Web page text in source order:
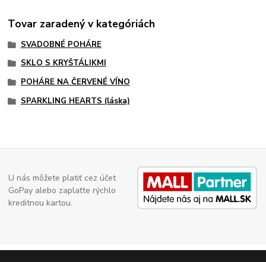
Tovar zaradený v kategóriách
SVADOBNÉ POHÁRE
SKLO S KRYŠTÁLIKMI
POHÁRE NA ČERVENÉ VÍNO
SPARKLING HEARTS (láska)
U nás môžete platiť cez účet
GoPay alebo zaplaťte rýchlo
kreditnou kartou.